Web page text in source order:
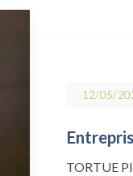
12/05/
TORTUE